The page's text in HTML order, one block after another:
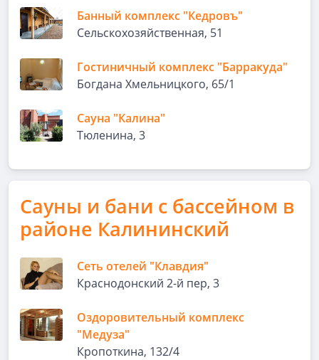
Банный комплекс "Кедровъ"
Сельскохозяйственная, 51
Гостиничный комплекс "Барракуда"
Богдана Хмельницкого, 65/1
Сауна "Калина"
Тюленина, 3
Сауны и бани с бассейном в
районе Калининский
Сеть отелей "Клавдия"
Краснодонский 2-й пер, 3
Оздоровительный комплекс
"Медуза"
Кропоткина, 132/4